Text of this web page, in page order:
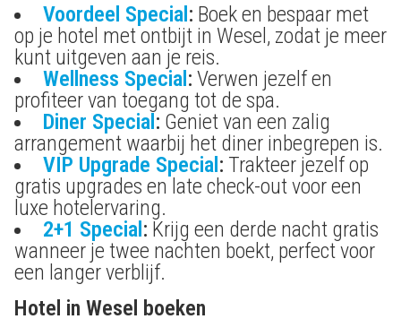
Voordeel Special: Boek en bespaar met
op je hotel met ontbijt in Wesel, zodat je meer
kunt uitgeven aan je reis.
Wellness Special: Verwen jezelf en
profiteer van toegang tot de spa.
Diner Special: Geniet van een zalig
arrangement waarbij het diner inbegrepen is.
VIP Upgrade Special: Trakteer jezelf op
gratis upgrades en late check-out voor een
luxe hotelervaring.
2+1 Special: Krijg een derde nacht gratis
wanneer je twee nachten boekt, perfect voor
een langer verblijf.
Hotel in Wesel boeken